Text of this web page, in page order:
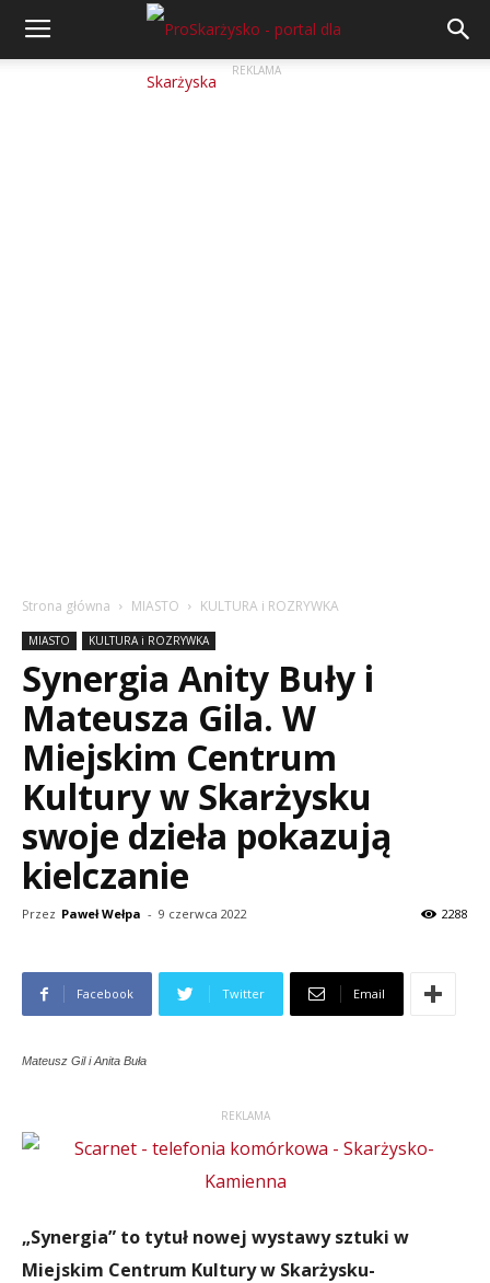
REKLAMA
Strona główna MIASTO KULTURA i ROZRYWKA
MIASTO KULTURA i ROZRYWKA
Synergia Anity Buły i
Mateusza Gila. W
Miejskim Centrum
Kultury w Skarżysku
swoje dzieła pokazują
kielczanie
Przez Paweł Wełpa - 9 czerwca 2022 2288
Facebook Twitter Email
Mateusz Gil i Anita Buła
REKLAMA
„Synergia” to tytuł nowej wystawy sztuki w
Miejskim Centrum Kultury w Skarżysku-